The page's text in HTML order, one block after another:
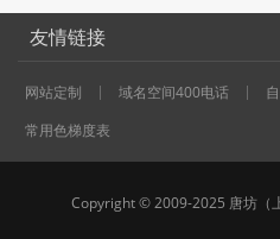
友情链接
网站定制 域名空间400电话
常用色梯度表
Copyright © 2009-2025 唐坊（